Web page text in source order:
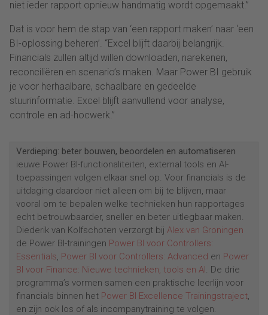
niet ieder rapport opnieuw handmatig wordt opgemaakt.”
Dat is voor hem de stap van ‘een rapport maken’ naar ‘een
BI-oplossing beheren’. “Excel blijft daarbij belangrijk.
Financials zullen altijd willen downloaden, narekenen,
reconciliëren en scenario’s maken. Maar Power BI gebruik
je voor herhaalbare, schaalbare en gedeelde
stuurinformatie. Excel blijft aanvullend voor analyse,
controle en ad-hocwerk.”
Verdieping: beter bouwen, beoordelen en automatiseren
ieuwe Power BI-functionaliteiten, external tools en AI-
toepassingen volgen elkaar snel op. Voor financials is de
uitdaging daardoor niet alleen om bij te blijven, maar
vooral om te bepalen welke technieken hun rapportages
echt betrouwbaarder, sneller en beter uitlegbaar maken.
Diederik van Kolfschoten verzorgt bij Alex van Groningen
de Power BI-trainingen Power BI voor Controllers:
Essentials, Power BI voor Controllers: Advanced en Power
BI voor Finance: Nieuwe technieken, tools en AI. De drie
programma’s vormen samen een praktische leerlijn voor
financials binnen het Power BI Excellence Trainingstraject,
en zijn ook los of als incompanytraining te volgen.